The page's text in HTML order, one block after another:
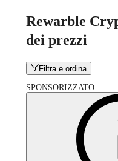
Rewarble
dei prezzi
Filtra e ordina
SPONSORIZZATO